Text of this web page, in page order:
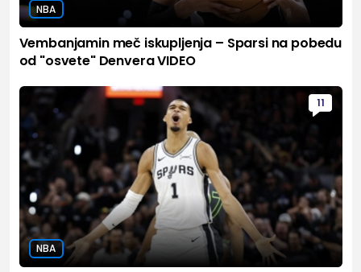
NBA
Vembanjamin meč iskupljenja – Sparsi na pobedu
od "osvete" Denvera VIDEO
11
NBA